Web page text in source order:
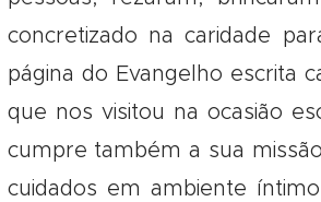
concretizado na caridade
página do Evangelho escrita
que nos visitou na ocasião
cumpre também a sua
cuidados em ambiente